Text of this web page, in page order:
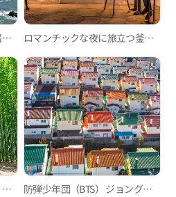
海雲台海辺列車のロマンを届ける釜山グリーンレールウェイ散策路 ロマンチックな夜に旅立つ釜山シティツアーバス・夜景ツアー「ブリッジドライブ」
『ザ・キング：永遠の君主』釜山ロケ地 防弾少年団（BTS） ジョングクコース